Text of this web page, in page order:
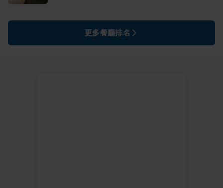
更多餐廳排名